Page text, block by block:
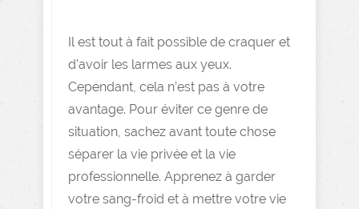
Il est tout à fait possible de craquer et
d’avoir les larmes aux yeux.
Cependant, cela n’est pas à votre
avantage. Pour éviter ce genre de
situation, sachez avant toute chose
séparer la vie privée et la vie
professionnelle. Apprenez à garder
votre sang-froid et à mettre votre vie